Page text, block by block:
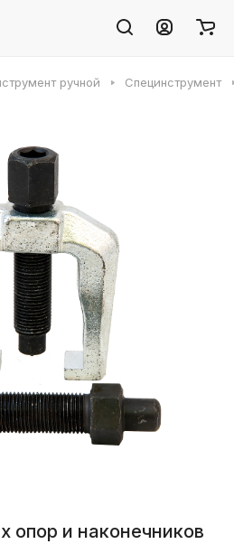
ручной Специнструмент
опор и наконечников